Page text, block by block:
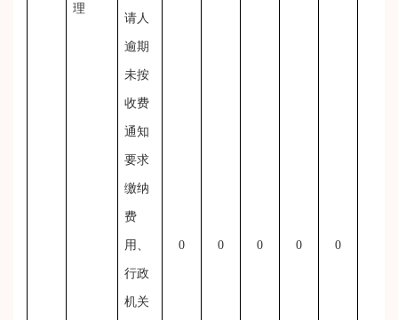
理
请人
逾期
未按
收费
通知
要求
缴纳
费
用、
行政
机关
0 0 0 0 0